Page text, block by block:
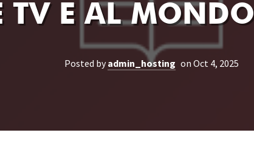
TV E AL
Posted byadmin_hosting on Oct 4, 2025